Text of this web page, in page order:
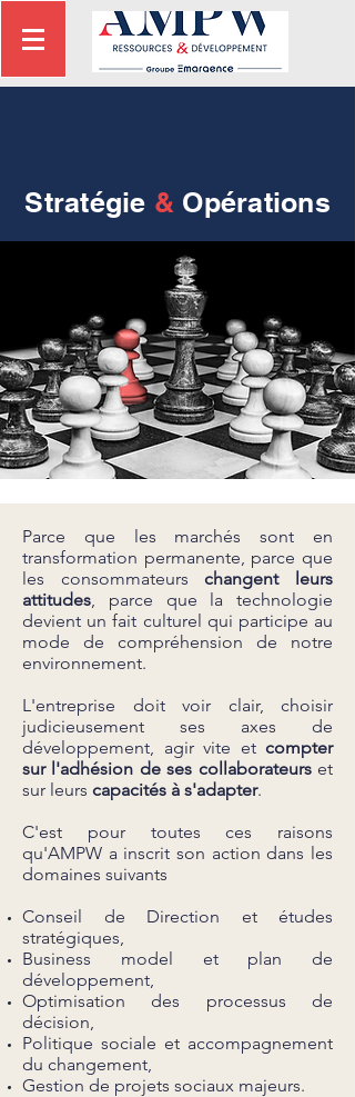
Stratégie & Opérations
Parce que les marchés sont en
transformation permanente, parce que
les consommateurs changent leurs
attitudes, parce que la technologie
devient un fait culturel qui participe au
mode de compréhension de notre
environnement.
L'entreprise doit voir clair, choisir
judicieusement ses axes de
développement, agir vite et compter
sur l'adhésion de ses collaborateurset
sur leurs capacités à s'adapter.
C'est pour toutes ces raisons
qu'AMPW a inscrit son action dans les
domaines suivants
Conseil de Direction et études
stratégiques,
Business model et plan de
développement,
Optimisation des processus de
décision,
Politique sociale et accompagnement
du changement,
Gestion de projets sociaux majeurs.